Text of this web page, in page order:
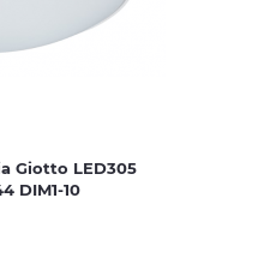
Giotto LED305
DIM1-10